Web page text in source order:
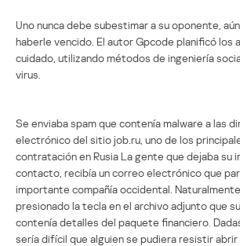
Uno nunca debe subestimar a su oponente,
haberle vencido. El autor Gpcode planificó los
cuidado, utilizando métodos de ingeniería
virus.
Se enviaba spam que contenía malware a las
electrónico del sitio job.ru, uno de los
contratación en Rusia La gente que dejaba su
contacto, recibía un correo electrónico que
importante compañía occidental.
presionado la tecla en el archivo adjunto que
contenía detalles del paquete financiero.
sería difícil que alguien se pudiera resistir abrir